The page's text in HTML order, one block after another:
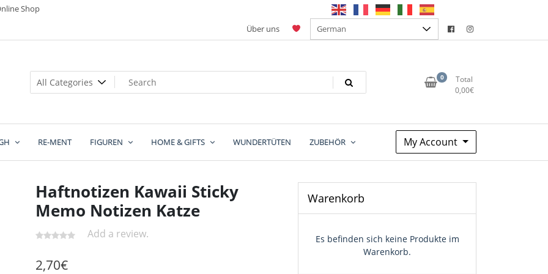
Shop
Über uns
0
Total
0,00€
RE-MENT FIGUREN HOME & GIFTS WUNDERTÜTEN ZUBEHÖR My Account
Haftnotizen Kawaii Sticky
Memo Notizen Katze
Add a review.
2,70€
Warenkorb
Es befinden sich keine Produkte im
Warenkorb.